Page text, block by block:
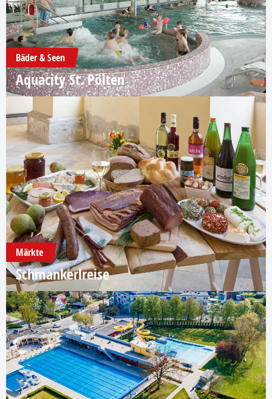
Bäder & Seen
Aquacity St. Pölten
Märkte
Schmankerlreise